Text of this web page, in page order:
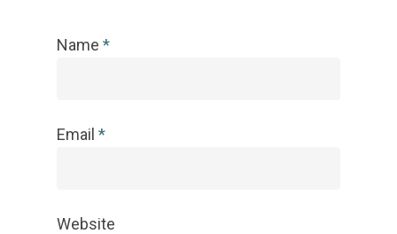
Name *
Email *
Website